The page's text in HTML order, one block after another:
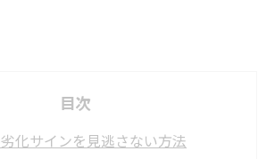
目次
化サインを見逃さない方法